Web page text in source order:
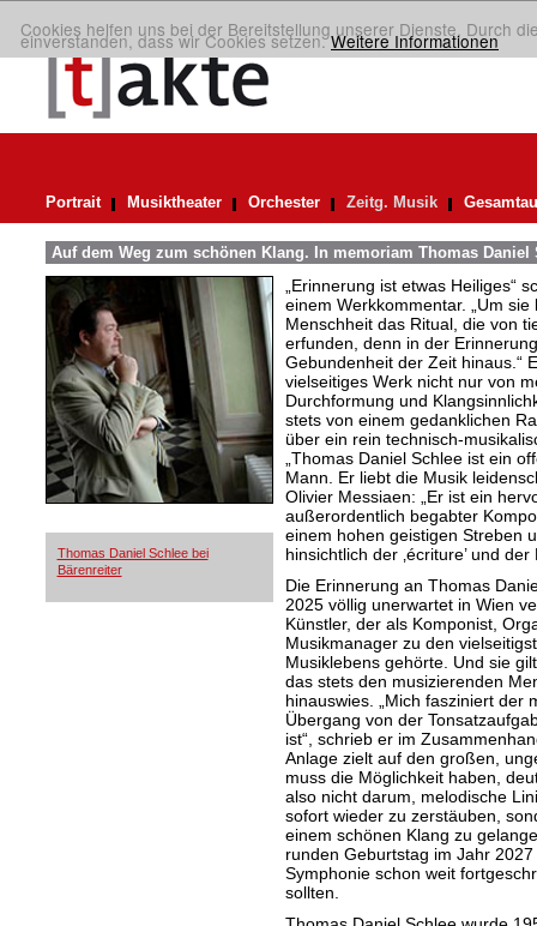
Cookies helfen uns bei der Bereitstellung unserer Dienste. Durch
einverstanden, dass wir Cookies setzen.Weitere Informationen
Portrait Musiktheater Orchester Zeitg. Musik
Auf dem Weg zum schönen Klang. In memoriam Thomas Daniel
Thomas Daniel Schlee bei
Bärenreiter
„Erinnerung ist etwas Heiliges“
einem Werkkommentar. „Um
Menschheit das Ritual, die von
erfunden, denn in der
Gebundenheit der Zeit hinaus.“
vielseitiges Werk nicht nur von
Durchformung und
stets von einem gedanklichen
über ein rein technisch-
„Thomas Daniel Schlee ist ein
Mann. Er liebt die Musik
Olivier Messiaen: „Er ist ein
außerordentlich begabter
einem hohen geistigen Streben
hinsichtlich der ‚écriture’ und der
Die Erinnerung an Thomas
2025 völlig unerwartet in Wien
Künstler, der als Komponist,
Musikmanager zu den
Musiklebens gehörte. Und sie
das stets den musizierenden
hinauswies. „Mich fasziniert der
Übergang von der
ist“, schrieb er im
Anlage zielt auf den großen,
muss die Möglichkeit haben,
also nicht darum, melodische
sofort wieder zu zerstäuben,
einem schönen Klang zu
runden Geburtstag im Jahr
Symphonie schon weit
sollten.